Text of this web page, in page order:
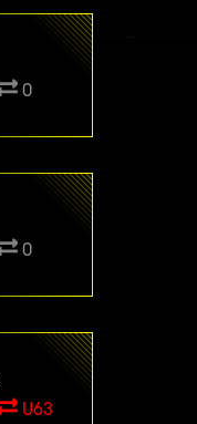
0
0
U63